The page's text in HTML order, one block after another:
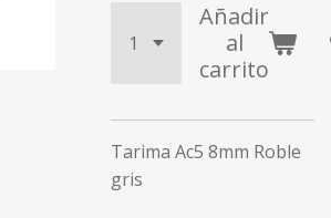
Añadir
al
carrito
Tarima Ac5 8mm Roble
gris